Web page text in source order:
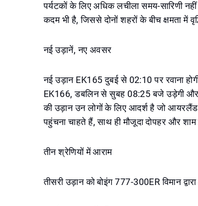
पर्यटकों के लिए अधिक लचीला समय-सारिणी
कदम भी है, जिससे दोनों शहरों के बीच क्षमता में
नई उड़ानें, नए अवसर
नई उड़ान EK165 दुबई से 02:10 पर रवाना
EK166, डबलिन से सुबह 08:25 बजे उड़ेगी
की उड़ान उन लोगों के लिए आदर्श है जो
पहुंचना चाहते हैं, साथ ही मौजूदा दोपहर और
तीन श्रेणियों में आराम
तीसरी उड़ान को बोइंग 777-300ER विमान